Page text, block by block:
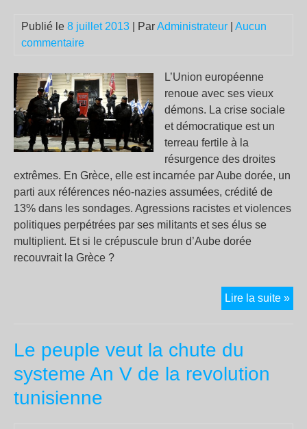
Publié le 8 juillet 2013 | ParAdministrateur
Aucun
commentaire
L’Union européenne
renoue avec ses vieux
démons. La crise sociale
et démocratique est un
terreau fertile à la
résurgence des droites
extrêmes. En Grèce, elle est incarnée par Aube dorée, un
parti aux références néo-nazies assumées, crédité de
13% dans les sondages. Agressions racistes et violences
politiques perpétrées par ses militants et ses élus se
multiplient. Et si le crépuscule brun d’Aube dorée
recouvrait la Grèce ?
Lire la suite »
Le peuple veut la chute du
systeme An V de la revolution
tunisienne